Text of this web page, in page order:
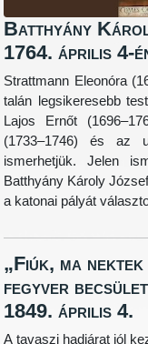
Batthyány
1764. április 4-
Strattmann Eleonóra
talán legsikeresebb
Lajos Ernőt
(1733–1746) és az
ismerhetjük. Jelen
Batthyány Károly
a katonai pályát
„Fiúk, ma
fegyver
1849. április 4.
A tavaszi hadjárat jól